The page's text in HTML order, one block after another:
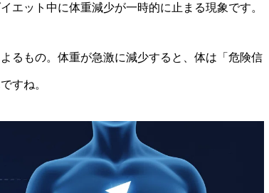
エット中に体重減少が一時的に止まる現象です。
るもの。体重が急激に減少すると、体は「危険信
すね。